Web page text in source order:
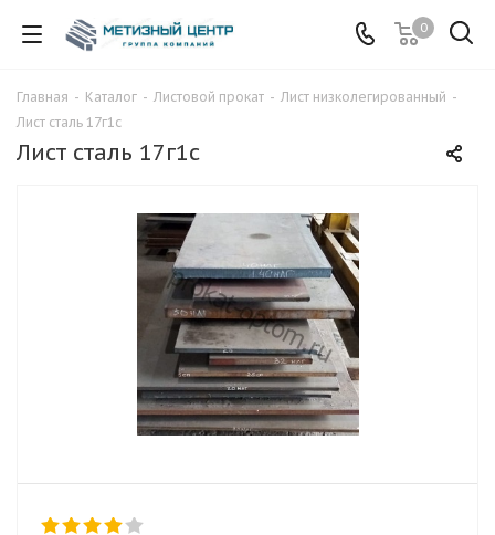
0
Главная - Каталог - Листовой прокат - Лист низколегированный -
Лист сталь 17г1с
Лист сталь 17г1с